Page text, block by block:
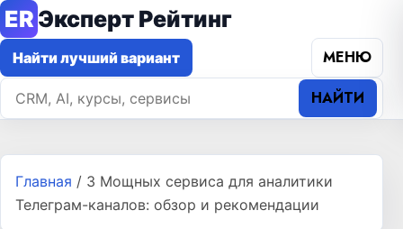
ERЭксперт Рейтинг
НАЙТИ
Найти лучший вариант МЕНЮ
Главная / 3 Мощных сервиса для аналитики
Телеграм-каналов: обзор и рекомендации